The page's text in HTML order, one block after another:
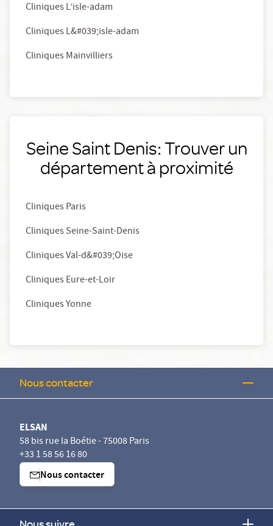
Cliniques L’isle-adam
Cliniques L&#039;isle-adam
Cliniques Mainvilliers
Seine Saint Denis: Trouver un
département à proximité
Cliniques Paris
Cliniques Seine-Saint-Denis
Cliniques Val-d&#039;Oise
Cliniques Eure-et-Loir
Cliniques Yonne
Nous contacter
ELSAN
58 bis rue la Boétie - 75008 Paris
+33 1 58 56 16 80
Nous contacter